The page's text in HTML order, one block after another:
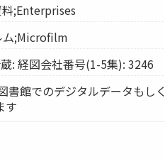
;Enterprises
ム;Microfilm
: 経図会社番号(1-5集): 3246
書館でのデジタルデータもしく
す